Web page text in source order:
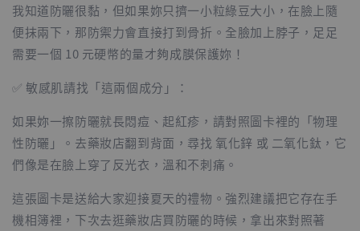
我知道防曬很黏，但如果妳只擠一小粒綠豆大小，在臉上隨
便抹兩下，那防禦力會直接打到骨折。全臉加上脖子，足足
需要一個 10 元硬幣的量才夠成膜保護妳！
✅ 敏感肌請找「這兩個成分」：
如果妳一擦防曬就長悶痘、起紅疹，請對照圖卡裡的「物理
性防曬」。去藥妝店翻到背面，尋找 氧化鋅 或 二氧化鈦，它
們像是在臉上穿了反光衣，溫和不刺痛。
這張圖卡是送給大家迎接夏天的禮物。強烈建議把它存在手
機相簿裡，下次去逛藥妝店買防曬的時候，拿出來對照著